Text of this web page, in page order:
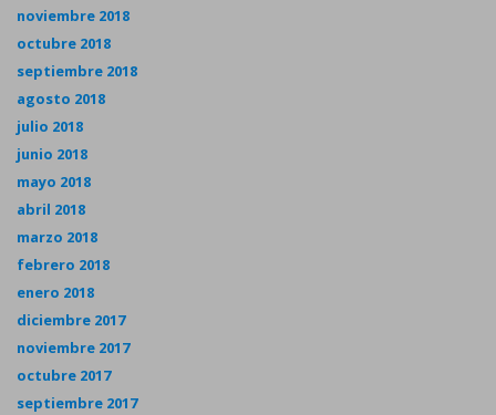
noviembre 2018
octubre 2018
septiembre 2018
agosto 2018
julio 2018
junio 2018
mayo 2018
abril 2018
marzo 2018
febrero 2018
enero 2018
diciembre 2017
noviembre 2017
octubre 2017
septiembre 2017